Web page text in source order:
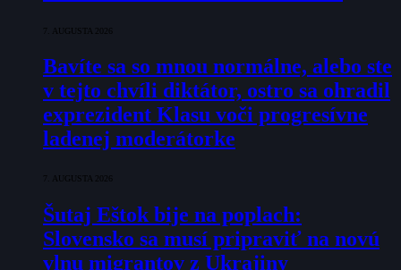
7. AUGUSTA 2026
Bavíte sa so mnou normálne, alebo ste
v tejto chvíli diktátor, ostro sa ohradil
exprezident Klasu voči progresívne
ladenej moderátorke
7. AUGUSTA 2026
Šutaj Eštok bije na poplach:
Slovensko sa musí pripraviť na novú
vlnu migrantov z Ukrajiny